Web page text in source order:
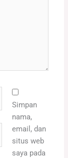
Simpan
nama,
email, dan
situs web
saya pada